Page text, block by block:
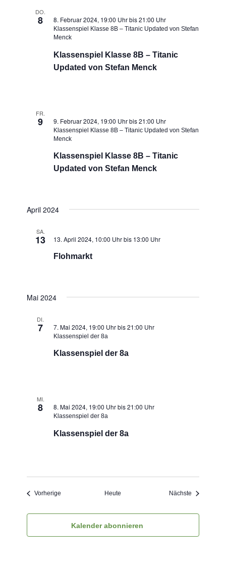
DO.
8 8. Februar 2024, 19:00 Uhrbis21:00 Uhr
Klassenspiel Klasse 8B – Titanic Updated von Stefan
Menck
Klassenspiel Klasse 8B – Titanic
Updated von Stefan Menck
FR.
9 9. Februar 2024, 19:00 Uhrbis21:00 Uhr
Klassenspiel Klasse 8B – Titanic Updated von Stefan
Menck
Klassenspiel Klasse 8B – Titanic
Updated von Stefan Menck
April 2024
SA.
13 13. April 2024, 10:00 Uhrbis 13:00 Uhr
Flohmarkt
Mai 2024
DI.
7 7. Mai 2024, 19:00 Uhrbis21:00 Uhr
Klassenspiel der 8a
Klassenspiel der 8a
MI.
8 8. Mai 2024, 19:00 Uhrbis21:00 Uhr
Klassenspiel der 8a
Klassenspiel der 8a
Vorherige VeranstaltungenHeute Nächste
Kalender abonnieren